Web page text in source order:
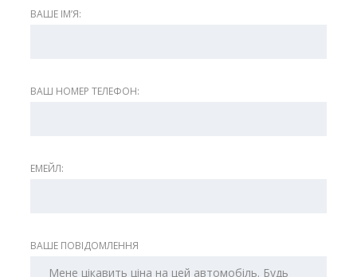
ВАШЕ ІМʼЯ:
ВАШ НОМЕР ТЕЛЕФОН:
ЕМЕЙЛ:
ВАШЕ ПОВІДОМЛЕННЯ